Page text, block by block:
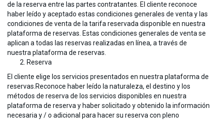
de la reserva entre las partes contratantes. El cliente reconoce
haber leído y aceptado estas condiciones generales de venta y las
condiciones de venta de la tarifa reservada disponible en nuestra
plataforma de reservas. Estas condiciones generales de venta se
aplican a todas las reservas realizadas en línea, a través de
nuestra plataforma de reservas.
Reserva
El cliente elige los servicios presentados en nuestra plataforma de
reservas.Reconoce haber leído la naturaleza, el destino y los
métodos de reserva de los servicios disponibles en nuestra
plataforma de reserva y haber solicitado y obtenido la información
necesaria y / o adicional para hacer su reserva con pleno